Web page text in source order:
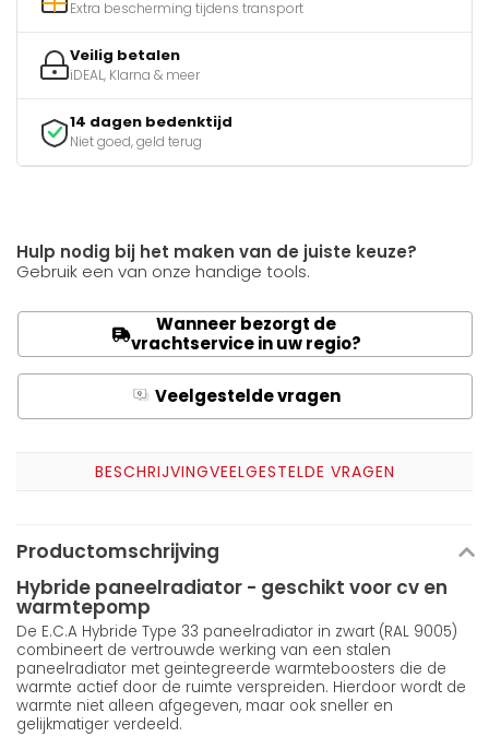
Extra bescherming tijdens transport
Veilig betalen
iDEAL, Klarna & meer
14 dagen bedenktijd
Niet goed, geld terug
Hulp nodig bij het maken van de juiste keuze?
Gebruik een van onze handige tools.
Wanneer bezorgt de
vrachtservice in uw regio?
Q Veelgestelde vragen
BESCHRIJVINGVEELGESTELDE VRAGEN
Productomschrijving
Hybride paneelradiator - geschikt voor cv en
warmtepomp
De E.C.A Hybride Type 33 paneelradiator in zwart (RAL 9005)
combineert de vertrouwde werking van een stalen
paneelradiator met geintegreerde warmteboosters die de
warmte actief door de ruimte verspreiden. Hierdoor wordt de
warmte niet alleen afgegeven, maar ook sneller en
gelijkmatiger verdeeld.